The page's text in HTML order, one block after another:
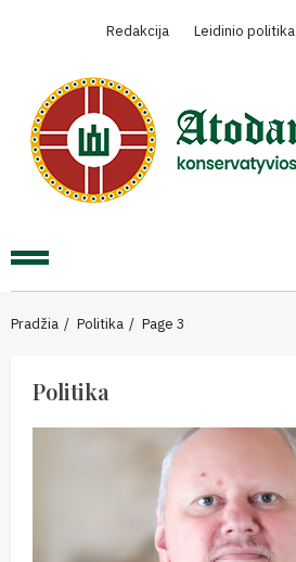
Redakcija Leidinio politika
Primary
Pradžia Politika Page 3
Politika